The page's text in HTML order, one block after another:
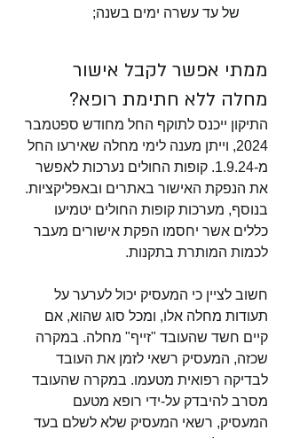
של עד עשרה ימים בשנה;
ממתי אפשר לקבל אישור
מחלה ללא חתימת רופא?
התיקון ייכנס לתוקף החל מחודש ספטמבר
2024, וייתן מענה לימי מחלה שאירעו החל
מ-1.9.24. קופות החולים נערכות לאפשר
את הנפקת האישור באתרים ובאפליקציות.
בנוסף, מערכות קופות החולים יטמיעו
כללים אשר יחסמו הפקת אישורים מעבר
לכמות המותרת בתקנות.
חשוב לציין כי המעסיק יכול לערער על
תעודות מחלה אלו, ומכל סוג שהוא, אם
קיים חשד שהעובד "זייף" מחלה. במקרה
שכזה, המעסיק רשאי לזמן את העובד
לבדיקה רפואית מטעמו. במקרה שהעובד
מסרב להיבדק על-ידי רופא מטעם
המעסיק, רשאי המעסיק שלא לשלם בעד